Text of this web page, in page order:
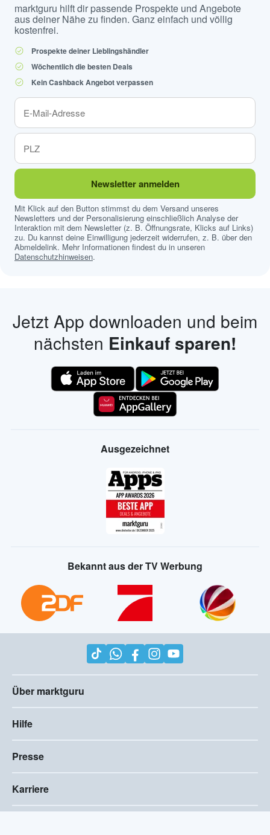
marktguru hilft dir passende Prospekte und Angebote
aus deiner Nähe zu finden. Ganz einfach und völlig
kostenfrei.
Prospekte deiner Lieblingshändler
Wöchentlich die besten Deals
Kein Cashback Angebot verpassen
Newsletter anmelden
Mit Klick auf den Button stimmst du dem Versand unseres
Newsletters und der Personalisierung einschließlich Analyse der
Interaktion mit dem Newsletter (z. B. Öffnungsrate, Klicks auf Links)
zu. Du kannst deine Einwilligung jederzeit widerrufen, z. B. über den
Abmeldelink. Mehr Informationen findest du in unseren
Datenschutzhinweisen.
Jetzt App downloaden und beim
nächsten Einkauf sparen!
Ausgezeichnet
Bekannt aus der TV Werbung
Über marktguru
Hilfe
Presse
Karriere